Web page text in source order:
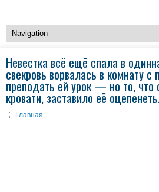
Невестка всё ещё спала в
свекровь ворвалась в комнату с
преподать ей урок — но то, что
кровати, заставило её
Главная